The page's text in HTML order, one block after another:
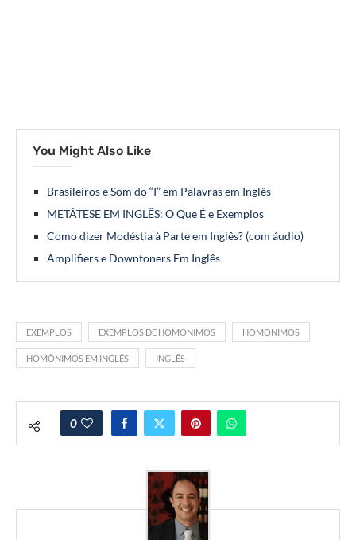
You Might Also Like
Brasileiros e Som do “I” em Palavras em Inglês
METÁTESE EM INGLÊS: O Que É e Exemplos
Como dizer Modéstia à Parte em Inglês? (com áudio)
Amplifiers e Downtoners Em Inglês
EXEMPLOS EXEMPLOS DE HOMÔNIMOS HOMÔNIMOS
HOMÔNIMOS EM INGLÊS INGLÊS
0